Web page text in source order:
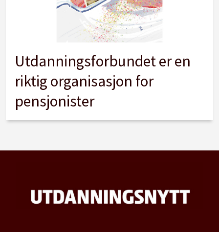
Utdanningsforbundet er en
riktig organisasjon for
pensjonister